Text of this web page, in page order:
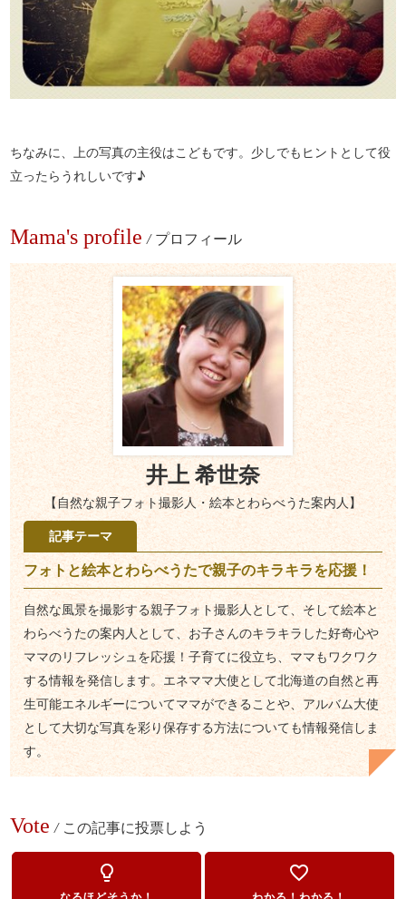
ちなみに、上の写真の主役はこどもです。少しでもヒントとして役
立ったらうれしいです♪
Mama's profile / プロフィール
井上 希世奈
【自然な親子フォト撮影人・絵本とわらべうた案内人】
記事テーマ
フォトと絵本とわらべうたで親子のキラキラを応援！
自然な風景を撮影する親子フォト撮影人として、そして絵本と
わらべうたの案内人として、お子さんのキラキラした好奇心や
ママのリフレッシュを応援！子育てに役立ち、ママもワクワク
する情報を発信します。エネママ大使として北海道の自然と再
生可能エネルギーについてママができることや、アルバム大使
として大切な写真を彩り保存する方法についても情報発信しま
す。
Vote / この記事に投票しよう
lightbulb_outline favorite_border